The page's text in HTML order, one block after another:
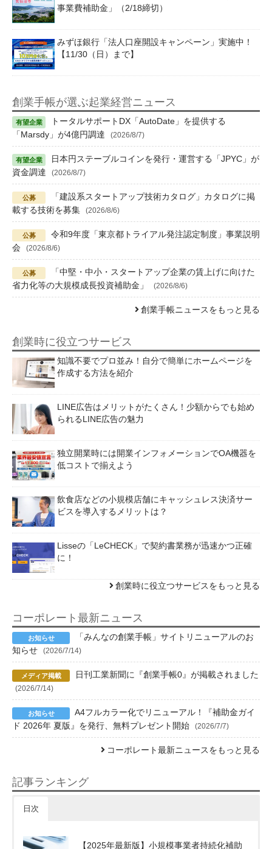
事業費補助金」（2/18締切）
みずほ銀行「法人口座開設キャンペーン」実施中！
【11/30（日）まで】
創業手帳が選ぶ起業経営ニュース
トータルサポートDX「AutoDate」を提供する
「Marsdy」が4億円調達
(2026/8/7)
日本円ステーブルコインを発行・運営する「JPYC」が
資金調達
(2026/8/7)
「建設系スタートアップ技術カタログ」カタログに掲
載する技術を募集
(2026/8/6)
令和9年度「東京都トライアル発注認定制度」事業説明
会
(2026/8/6)
「中堅・中小・スタートアップ企業の賃上げに向けた
省力化等の大規模成長投資補助金」
(2026/8/6)
創業手帳ニュースをもっと見る
創業時に役立つサービス
知識不要でプロ並み！自分で簡単にホームページを
作成する方法を紹介
LINE広告はメリットがたくさん！少額からでも始め
られるLINE広告の魅力
独立開業時には開業インフォメーションでOA機器を
低コストで揃えよう
飲食店などの小規模店舗にキャッシュレス決済サー
ビスを導入するメリットは？
Lisseの「LeCHECK」で契約書業務が迅速かつ正確
に！
創業時に役立つサービスをもっと見る
コーポレート最新ニュース
「みんなの創業手帳」サイトリニューアルのお
知らせ
(2026/7/14)
日刊工業新聞に『創業手帳0』が掲載されました
(2026/7/14)
A4フルカラー化でリニューアル！『補助金ガイ
ド 2026年 夏版』を発行、無料プレゼント開始
(2026/7/7)
コーポレート最新ニュースをもっと見る
記事ランキング
日次
【2025年最新版】小規模事業者持続化補助